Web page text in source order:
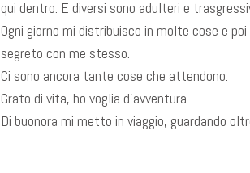
qui dentro. E diversi sono adulteri e
Ogni giorno mi distribuisco in molte cose e
segreto con me stesso.
Ci sono ancora tante cose che attendono.
Grato di vita, ho voglia d’avventura.
Di buonora mi metto in viaggio, guardando